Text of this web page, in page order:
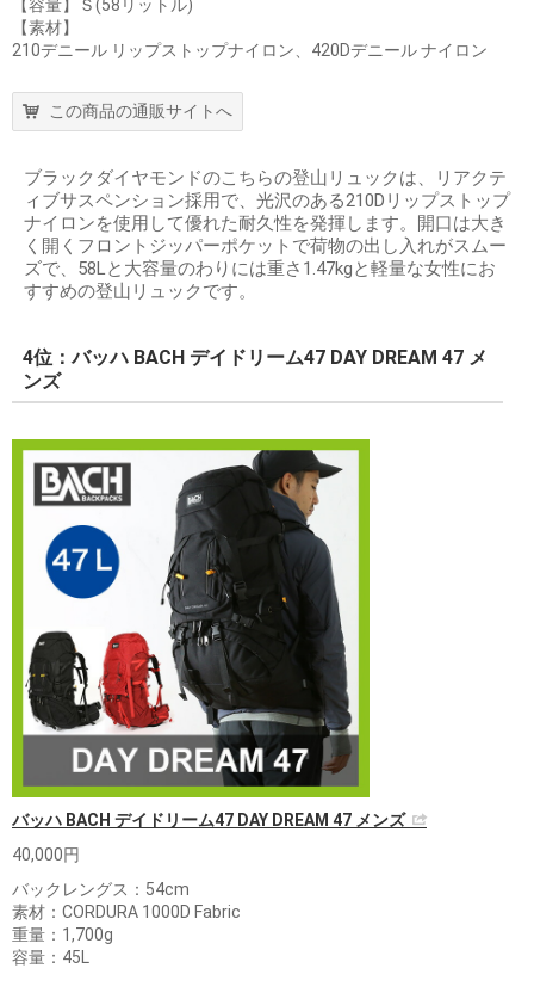
【容量】Ｓ(58リットル)
【素材】
210デニール リップストップナイロン、420Dデニール ナイロン
この商品の通販サイトへ
ブラックダイヤモンドのこちらの登山リュックは、リアクテ
ィブサスペンション採用で、光沢のある210Dリップストップ
ナイロンを使用して優れた耐久性を発揮します。開口は大き
く開くフロントジッパーポケットで荷物の出し入れがスムー
ズで、58Lと大容量のわりには重さ1.47kgと軽量な女性にお
すすめの登山リュックです。
4位：バッハ BACH デイドリーム47 DAY DREAM 47 メ
ンズ
バッハ BACH デイドリーム47 DAY DREAM 47 メンズ
40,000円
バックレングス：54cm
素材：CORDURA 1000D Fabric
重量：1,700g
容量：45L